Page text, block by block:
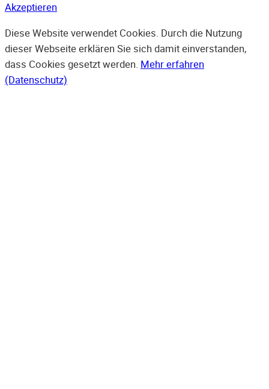
Akzeptieren
Diese Website verwendet Cookies. Durch die Nutzung
dieser Webseite erklären Sie sich damit einverstanden,
dass Cookies gesetzt werden. Mehr erfahren
(Datenschutz)